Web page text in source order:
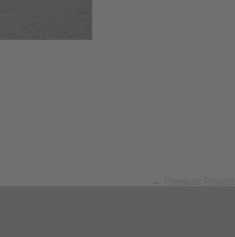
← Previous Project